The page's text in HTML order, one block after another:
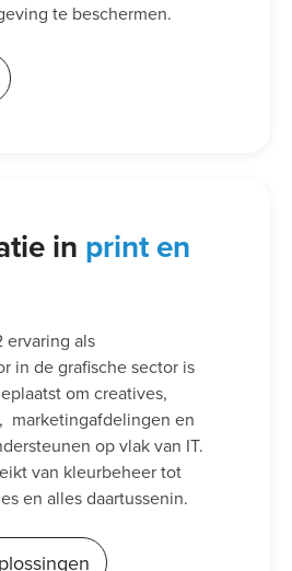
te beschermen.
in print en
ervaring als
in de grafische sector is
om creatives,
marketingafdelingen en
op vlak van IT.
van kleurbeheer tot
en alles daartussenin.